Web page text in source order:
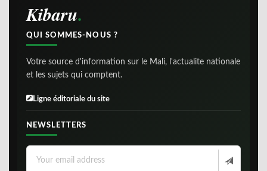
Kibaru
QUI SOMMES-NOUS ?
Votre source d'information sur le Mali, l'actualite nationale
et les sujets qui comptent.
Ligne éditoriale du site
NEWSLETTERS